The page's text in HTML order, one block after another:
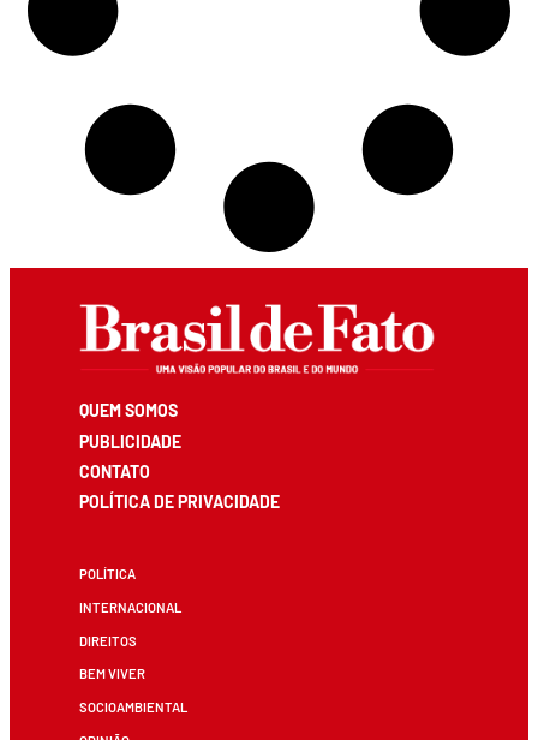
QUEM SOMOS
PUBLICIDADE
CONTATO
POLÍTICA DE PRIVACIDADE
POLÍTICA
INTERNACIONAL
DIREITOS
BEM VIVER
SOCIOAMBIENTAL